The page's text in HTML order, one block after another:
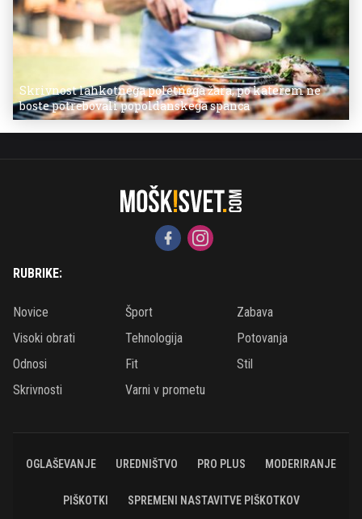
Skrivnost lahkotnega poletnega žara, po katerem ne
boste potrebovali popoldanskega spanca
RUBRIKE:
Novice Šport
Zabava
Visoki obrati
Tehnologija
Potovanja
Odnosi
Fit
Stil
Skrivnosti
Varni v prometu
OGLAŠEVANJE UREDNIŠTVO PRO PLUS MODERIRANJE
PIŠKOTKI SPREMENI NASTAVITVE PIŠKOTKOV